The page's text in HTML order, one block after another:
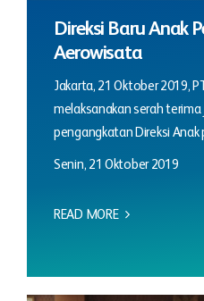
Direksi Baru Anak
Aerowisata
Jakarta, 21 Oktober 2019,
melaksanakan serah
pengangkatan Direksi
Senin, 21 Oktober 2019
READ MORE